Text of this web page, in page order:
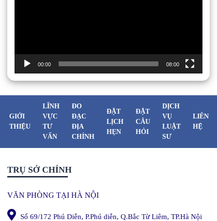
00:00 08:00
GIỚI
THIỆU
LĨNH
VỰC
TƯ
VẤN
ĐO
ĐẠC
ĐỊA
CHÍNH
ĐẶT
LỊCH
HẸN
ĐẶT
CÂU
HỎI
DỊCH
VỤ
LUẬT
SƯ
LIÊN
HỆ
TRỤ SỞ CHÍNH
VĂN PHÒNG TẠI HÀ NỘI
Số 69/172 Phú Diễn, P.Phú diễn, Q.Bắc Từ Liêm, TP.Hà Nội